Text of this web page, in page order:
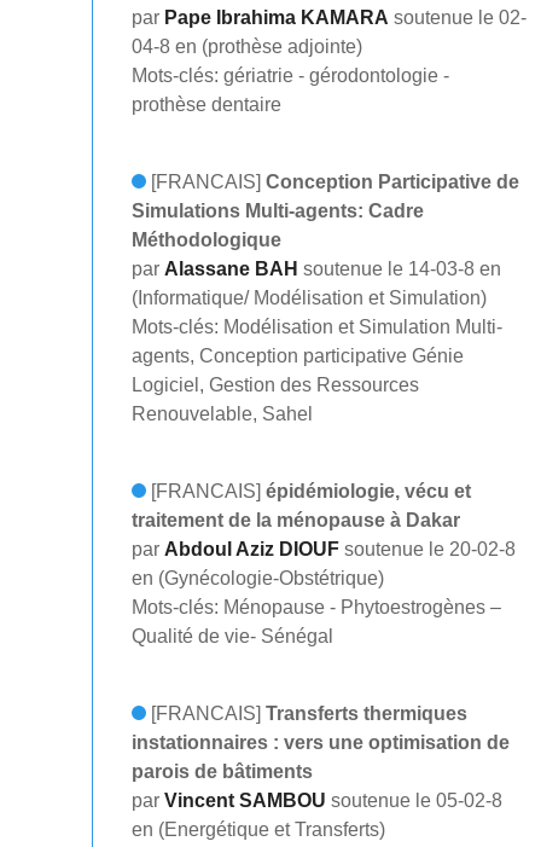
par Pape Ibrahima KAMARA soutenue le 02-
04-8 en (prothèse adjointe)
Mots-clés: gériatrie - gérodontologie -
prothèse dentaire
[FRANCAIS] Conception Participative de
Simulations Multi-agents: Cadre
Méthodologique
par Alassane BAH soutenue le 14-03-8 en
(Informatique/ Modélisation et Simulation)
Mots-clés: Modélisation et Simulation Multi-
agents, Conception participative Génie
Logiciel, Gestion des Ressources
Renouvelable, Sahel
[FRANCAIS] épidémiologie, vécu et
traitement de la ménopause à Dakar
par Abdoul Aziz DIOUFsoutenue le 20-02-8
en (Gynécologie-Obstétrique)
Mots-clés: Ménopause - Phytoestrogènes –
Qualité de vie- Sénégal
[FRANCAIS] Transferts thermiques
instationnaires : vers une optimisation de
parois de bâtiments
par Vincent SAMBOU soutenue le 05-02-8
en (Energétique et Transferts)